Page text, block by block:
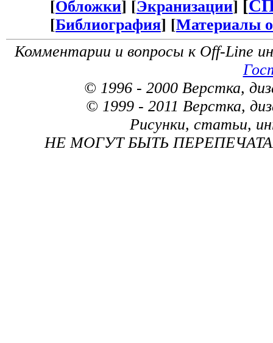
[Обложки] [Экранизации] [
[Библиография] [Материалы
Комментарии и вопросы к Off-Line
© 1996 - 2000 Верстка,
© 1999 - 2011 Верстка,
Рисунки, статьи,
НЕ МОГУТ БЫТЬ ПЕРЕПЕЧАТАНЫ